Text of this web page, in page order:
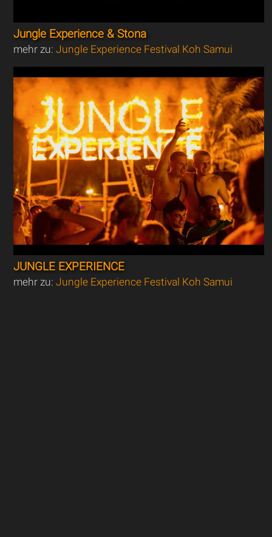
Jungle Experience & Stona
mehr zu:Jungle Experience Festival Koh Samui
JUNGLE EXPERIENCE
mehr zu:Jungle Experience Festival Koh Samui